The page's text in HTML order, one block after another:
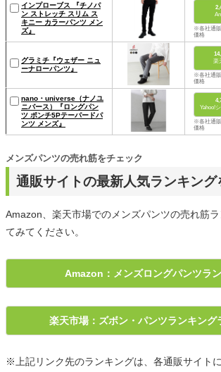
インプローブス 『チノパ
ン ストレッチ スリム ス
キニー カラーパンツ メン
ズ』
※各社通販
価格
グラミチ『ウェザー ニュ
ーナローパンツ』
楽
※各社通販
価格
nano・universe（ナノユ
ニバース）『ロングパン
ツ ポンチ5Pテーパードパ
ンツ メンズ』
Yahoo!
※各社通販
価格
通販サイトの最新人気ランキング
メンズパンツの売れ筋をチェック
Amazon、楽天市場でのメンズパンツの売れ筋
てみてください。
Amazon：メンズロングパンツラ
楽天市場：ズボン・パンツランキング
※上記リンク先のランキングは、各通販サイト